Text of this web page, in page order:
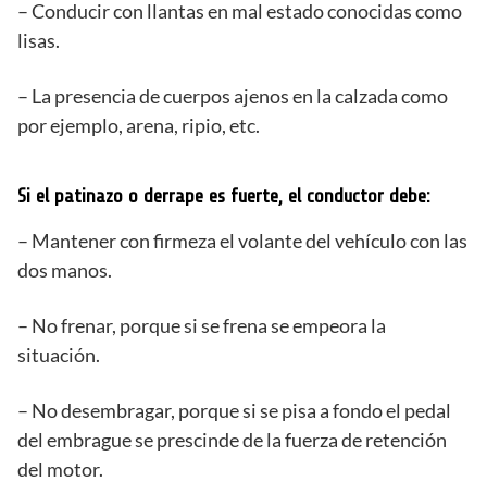
– Conducir con llantas en mal estado conocidas como
lisas.
– La presencia de cuerpos ajenos en la calzada como
por ejemplo, arena, ripio, etc.
Si el patinazo o derrape es fuerte, el conductor debe:
– Mantener con firmeza el volante del vehículo con las
dos manos.
– No frenar, porque si se frena se empeora la
situación.
– No desembragar, porque si se pisa a fondo el pedal
del embrague se prescinde de la fuerza de retención
del motor.